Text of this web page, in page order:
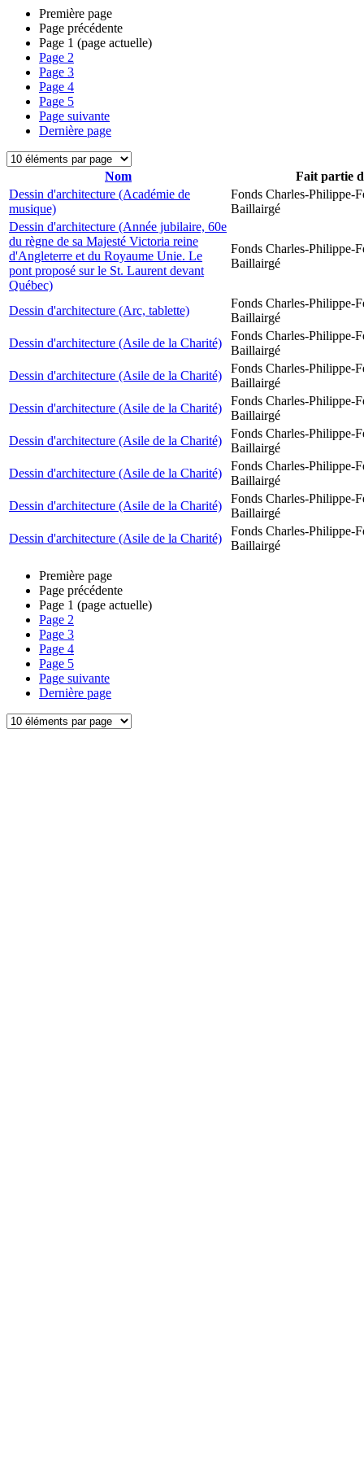
Première page
Page précédente
Page 1 (page actuelle)
Page 2
Page 3
Page 4
Page 5
Page suivante
Dernière page
Nom
Fait partie
Dessin d'architecture (Académie de
musique)
Fonds Charles-Philippe-
Baillairgé
Dessin d'architecture (Année jubilaire, 60e
du règne de sa Majesté Victoria reine
d'Angleterre et du Royaume Unie. Le
pont proposé sur le St. Laurent devant
Québec)
Fonds Charles-Philippe-
Baillairgé
Dessin d'architecture (Arc, tablette)
Fonds Charles-Philippe-
Baillairgé
Dessin d'architecture (Asile de la Charité)
Fonds Charles-Philippe-
Baillairgé
Dessin d'architecture (Asile de la Charité)
Fonds Charles-Philippe-
Baillairgé
Dessin d'architecture (Asile de la Charité)
Fonds Charles-Philippe-
Baillairgé
Dessin d'architecture (Asile de la Charité)
Fonds Charles-Philippe-
Baillairgé
Dessin d'architecture (Asile de la Charité)
Fonds Charles-Philippe-
Baillairgé
Dessin d'architecture (Asile de la Charité)
Fonds Charles-Philippe-
Baillairgé
Dessin d'architecture (Asile de la Charité)
Fonds Charles-Philippe-
Baillairgé
Première page
Page précédente
Page 1 (page actuelle)
Page 2
Page 3
Page 4
Page 5
Page suivante
Dernière page